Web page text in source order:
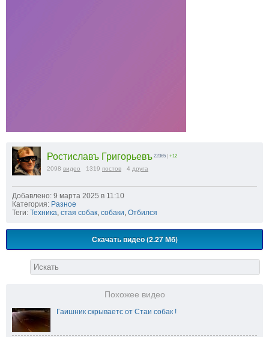
Ростиславъ Григорьевъ 22365 | +12
2098 видео 1319 постов 4 друга
Добавлено: 9 марта 2025 в 11:10
Категория: Разное
Теги: Техника стая собак собаки Отбился
Скачать видео (2.27 Мб)
Похожее видео
Гаишник скрываетс от Стаи собак !